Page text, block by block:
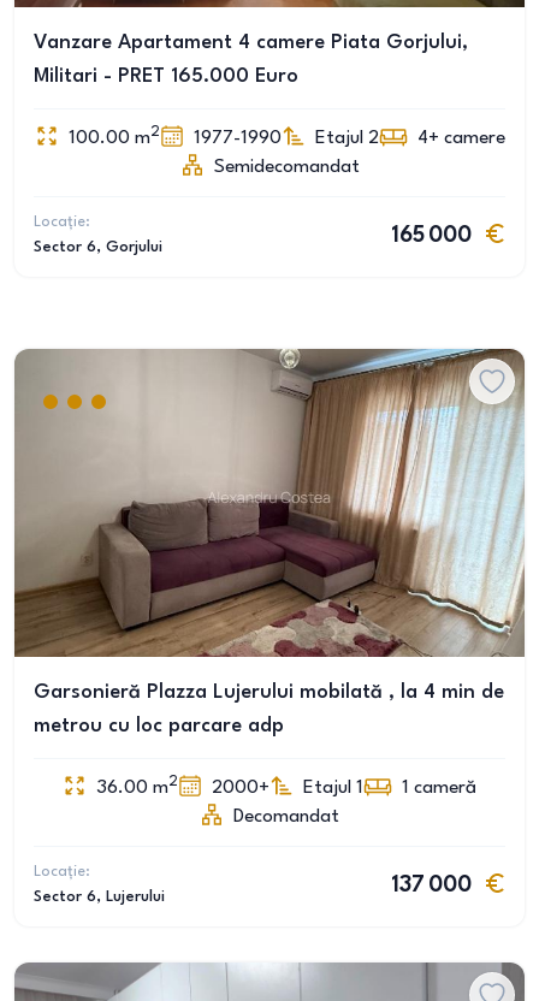
Vanzare Apartament 4 camere Piata Gorjului,
Militari - PRET 165.000 Euro
100.00 m2 1977-1990 Etajul 2 4+ camere
Semidecomandat
Locație:
Sector 6, Gorjului
165 000
Garsonieră Plazza Lujerului mobilată , la 4 min de
metrou cu loc parcare adp
36.00 m2 2000+ Etajul 1 1 cameră
Decomandat
Locație:
Sector 6, Lujerului
137 000